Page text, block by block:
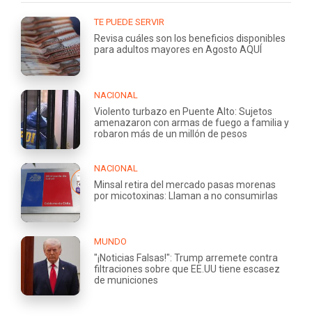
TE PUEDE SERVIR
Revisa cuáles son los beneficios disponibles
para adultos mayores en Agosto AQUÍ
NACIONAL
Violento turbazo en Puente Alto: Sujetos
amenazaron con armas de fuego a familia y
robaron más de un millón de pesos
NACIONAL
Minsal retira del mercado pasas morenas
por micotoxinas: Llaman a no consumirlas
MUNDO
"¡Noticias Falsas!": Trump arremete contra
filtraciones sobre que EE.UU tiene escasez
de municiones